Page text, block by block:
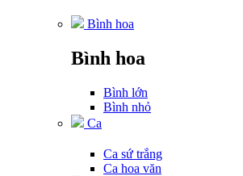
Bình hoa
Bình hoa
Bình lớn
Bình nhỏ
Ca
Ca sứ trắng
Ca hoa văn